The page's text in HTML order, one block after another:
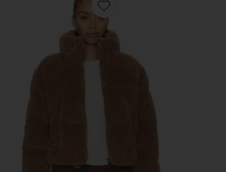
Favorite GEMMA ジャケット